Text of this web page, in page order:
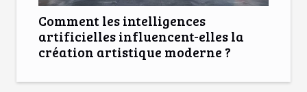
Comment les intelligences
artificielles influencent-elles la
création artistique moderne ?